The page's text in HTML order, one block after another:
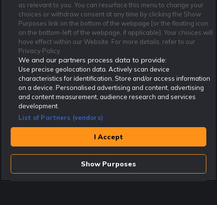
Rekatochklart.com är Sveriges ledande betting-community. 2017 nominerades
Rekatochklart som en av världens bästa spelinformations-sajter på spelbranschens egen
Oscarsgala EGR Awards.
Rekatochklart är oberoende och ej knutet till något specifikt spelbolag. Här hittar du
speltips, unika insättningsbonusar och erbjudanden från de största och mest seriösa
spelbolagen. En spelbok, spelskola, information om skador och avstängningar samt vårt
populära klotterplank.
Har du några frågor är du välkommen att
kontakta oss
Spela ansvarsfullt. Åldersgränsen för spel är 18+ Har ditt spelande blivit ett
problem? Kontakta stödlinjen på 020-81 91 00. Odds kan ändras. Alla odds var
korrekta vid den tidpunkt de publicerades. Spel utan konto innebär att man
Affiliate Modell
Om Rekatochklart
Kontakta oss
Redaktionen
Ansvarsfullt Spelande
F.A.Q
Nyhetsarkiv
Redaktionell policy
Cookie Policy
Användarvilkor
Integritetspolicy
Rekatochklart shop
as relevant to you. You can resurface this menu to change your
choices or withdraw consent at any time by clicking the Show
Purposes link on the bottom of the webpage [or the floating icon
on the bottom-left of the webpage, if applicable]. Your choices will
have effect within our Website. For more details, refer to our
Privacy Policy.
We and our partners process data to provide:
Use precise geolocation data. Actively scan device
characteristics for identification. Store and/or access information
on a device. Personalised advertising and content, advertising
and content measurement, audience research and services
development.
List of Partners (vendors)
I Accept
Show Purposes